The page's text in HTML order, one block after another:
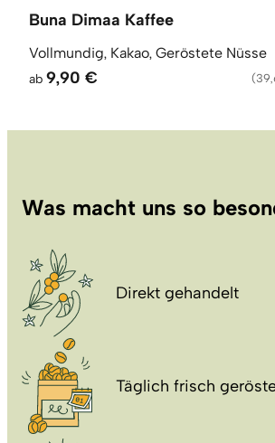
Buna Dimaa Kaffee
Vollmundig, Kakao, Geröstete Nüsse
ab 9,90 € (
Was macht uns so
Direkt gehandelt
Täglich frisch